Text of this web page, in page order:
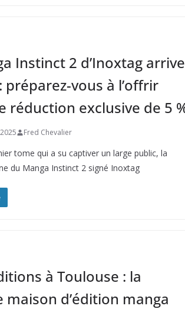
Instinct 2 d’Inoxtag arrive
préparez-vous à l’offrir
réduction exclusive de 5
Fred Chevalier
tome qui a su captiver un large public, la
du Manga Instinct 2 signé Inoxtag
à Toulouse : la
maison d’édition manga